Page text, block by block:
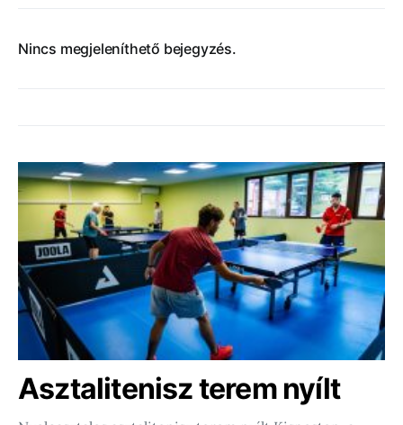
Nincs megjeleníthető bejegyzés.
Asztalitenisz terem nyílt